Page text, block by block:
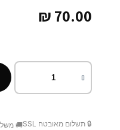
70.00
₪
🔒 תשלום מאובטח SSL 🚚